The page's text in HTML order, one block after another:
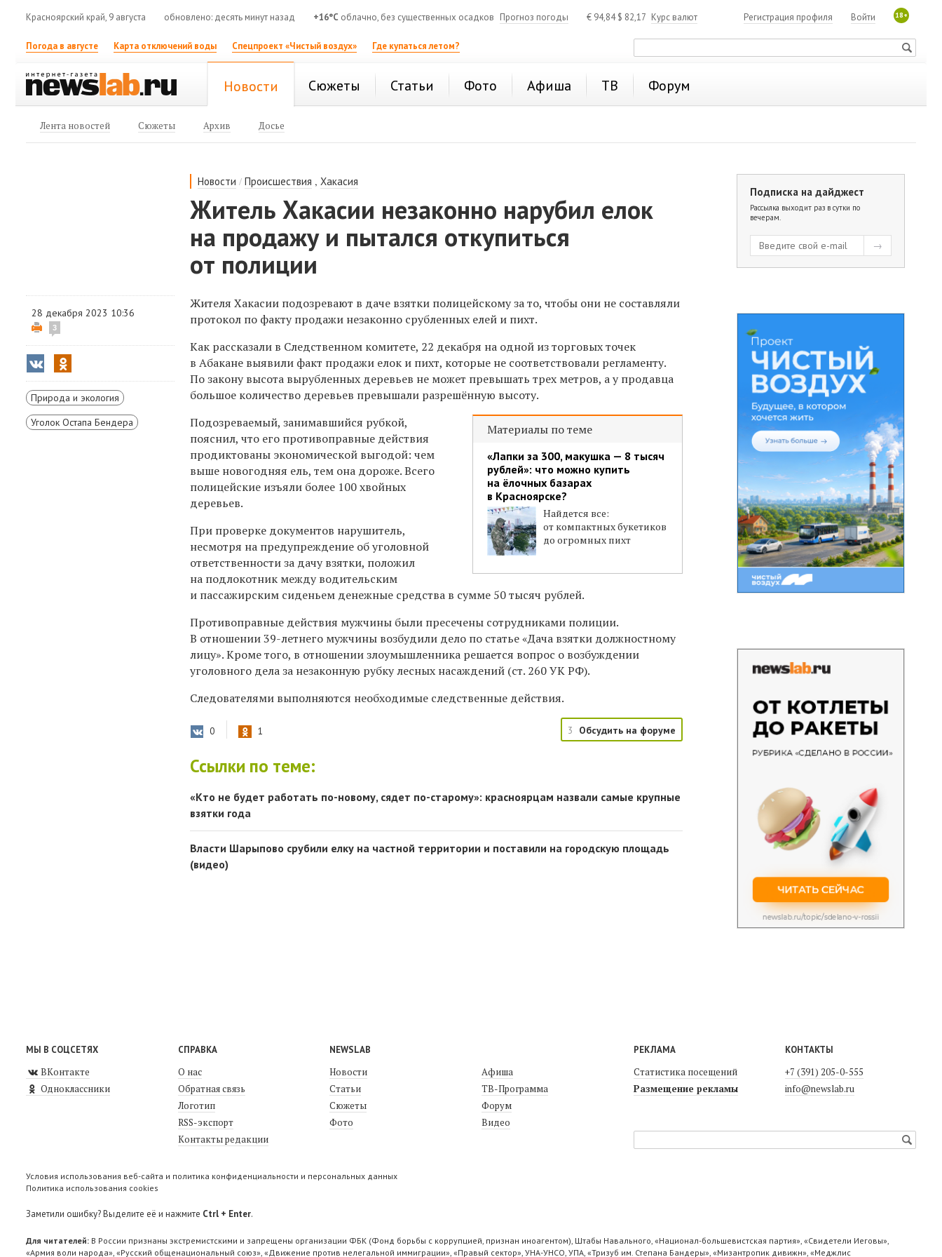
Красноярский край, 9 августа обновлено: десять минут назад +16°C облачно, без существенных осадков Прогноз погоды € 94,84$ 82,17 Курс валют 18+
Войти
Регистрация профиля
Погода в августе Карта отключений воды Спецпроект «Чистый воздух» Где купаться летом?
Новости Сюжеты Статьи Фото Афиша ТВ Форум
Лента новостей Сюжеты Архив Досье
Новости /Происшествия , Хакасия
Житель Хакасии незаконно нарубил елок
на продажу и пытался откупиться
от полиции
28 декабря 2023 10:36
3
Природа и экология
Уголок Остапа Бендера
Жителя Хакасии подозревают в даче взятки полицейскому за то, чтобы они не составляли
протокол по факту продажи незаконно срубленных елей и пихт.
Как рассказали в Следственном комитете, 22 декабря на одной из торговых точек
в Абакане выявили факт продажи елок и пихт, которые не соответствовали регламенту.
По закону высота вырубленных деревьев не может превышать трех метров, а у продавца
большое количество деревьев превышали разрешённую высоту.
Материалы по теме
«Лапки за 300, макушка — 8 тысяч
рублей»: что можно купить
на ёлочных базарах
в Красноярске?
Найдется все:
от компактных букетиков
до огромных пихт
Подозреваемый, занимавшийся рубкой,
пояснил, что его противоправные действия
продиктованы экономической выгодой: чем
выше новогодняя ель, тем она дороже. Всего
полицейские изъяли более 100 хвойных
деревьев.
При проверке документов нарушитель,
несмотря на предупреждение об уголовной
ответственности за дачу взятки, положил
на подлокотник между водительским
и пассажирским сиденьем денежные средства в сумме 50 тысяч рублей.
Противоправные действия мужчины были пресечены сотрудниками полиции.
В отношении 39-летнего мужчины возбудили дело по статье «Дача взятки должностному
лицу». Кроме того, в отношении злоумышленника решается вопрос о возбуждении
уголовного дела за незаконную рубку лесных насаждений (ст. 260 УК РФ).
Следователями выполняются необходимые следственные действия.
0 1 3 Обсудить на форуме
Ссылки по теме:
«Кто не будет работать по-новому, сядет по-старому»: красноярцам назвали самые крупные
взятки года
Власти Шарыпово срубили елку на частной территории и поставили на городскую площадь
(видео)
Подписка на дайджест
Рассылка выходит раз в сутки по
вечерам.
МЫ В СОЦСЕТЯХ
ВКонтакте
Одноклассники
СПРАВКА
О нас
Обратная связь
Логотип
RSS-экспорт
Контакты редакции
NEWSLAB
Новости
Статьи
Сюжеты
Фото
Афиша
ТВ-Программа
Форум
Видео
РЕКЛАМА
Статистика посещений
Размещение рекламы
КОНТАКТЫ
+7 (391) 205-0-555
info@newslab.ru
Условия использования веб-сайта и политика конфиденциальности и персональных данных
Политика использования cookies
Заметили ошибку? Выделите её и нажмите Ctrl + Enter.
Для читателей: В России признаны экстремистскими и запрещены организации ФБК (Фонд борьбы с коррупцией, признан иноагентом), Штабы Навального, «Национал-большевистская партия», «Свидетели Иеговы»,
«Армия воли народа», «Русский общенациональный союз», «Движение против нелегальной иммиграции», «Правый сектор», УНА-УНСО, УПА, «Тризуб им. Степана Бандеры», «Мизантропик дивижн», «Меджлис